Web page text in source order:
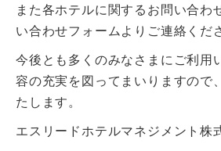
また各ホテルに関するお問い合わ
い合わせフォームよりご連絡くだ
今後とも多くのみなさまにご利用
容の充実を図ってまいりますので
たします。
エスリードホテルマネジメント株